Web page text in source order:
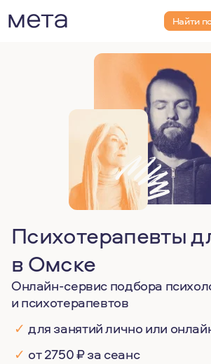
Найти
Психотерапевты
в Омске
Онлайн-сервис подбора
и психотерапевтов
✓ для занятий лично или
✓ от 2750 ₽ за сеанс